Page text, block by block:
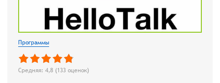
Программы
Средняя: 4,8 (133 оценок)